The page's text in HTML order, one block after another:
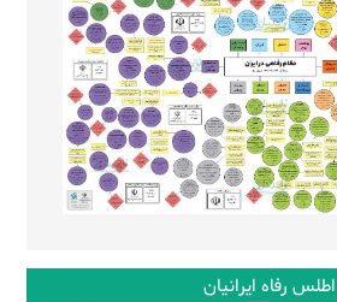
اطلس رفاه ایرانیان